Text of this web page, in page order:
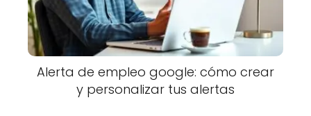
Alerta de empleo google: cómo crear
y personalizar tus alertas